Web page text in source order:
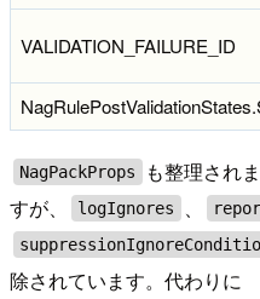
VALIDATION_FAILURE_ID
NagPackProps も整理されま
すが、
logIgnores 、
除されています。代わりに